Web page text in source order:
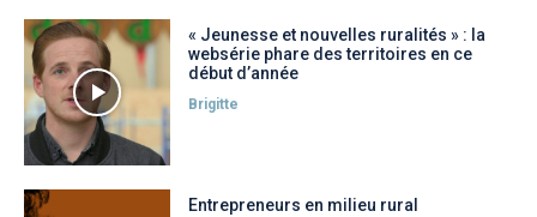
« Jeunesse et nouvelles ruralités » : la
websérie phare des territoires en ce
début d’année
Brigitte
Entrepreneurs en milieu rural